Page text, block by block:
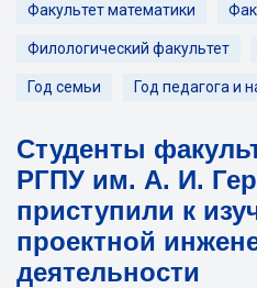
Факультет математики
Филологический факультет
Год семьи Год педагога и
Студенты
РГПУ им. А. И.
приступили к
проектной
деятельности